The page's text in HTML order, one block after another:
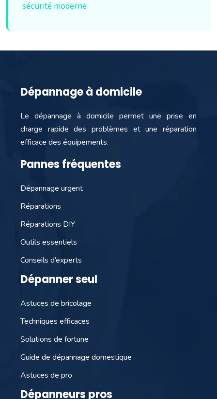
sécurité moderne
Dépannage à domicile
Le dépannage à domicile permet une prise en
charge rapide des problèmes et une réparation
efficace des équipements.
Pannes fréquentes
Dépannage urgent
Réparations
Réparations DIY
Outils essentiels
Conseils d’experts
Dépanner seul
Astuces de bricolage
Techniques efficaces
Solutions de fortune
Guide de dépannage domestique
Astuces de pro
Dépanneurs pros